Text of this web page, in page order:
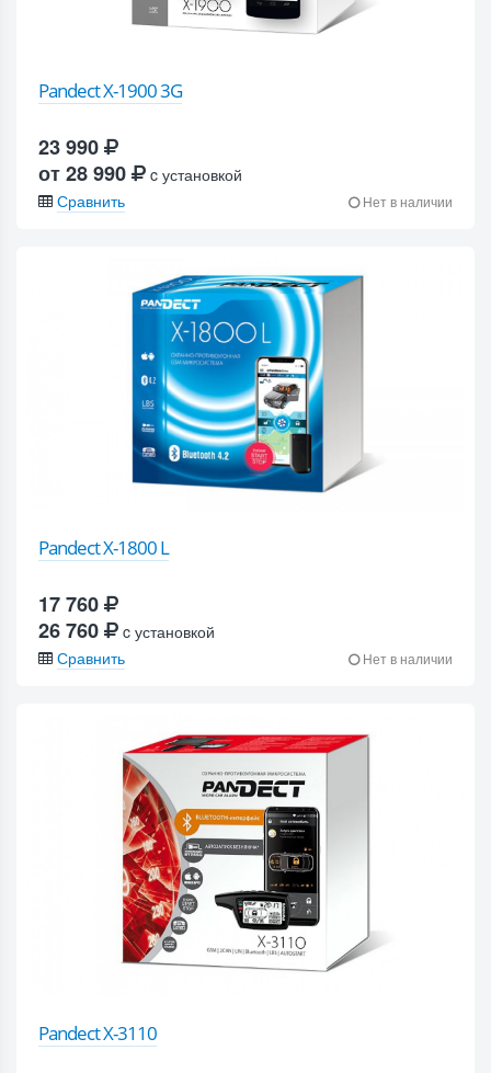
Pandect X-1900 3G
23 990
от 28 990
c установкой
Сравнить
Нет в наличии
Pandect X-1800 L
17 760
26 760
c установкой
Сравнить
Нет в наличии
Pandect X-3110